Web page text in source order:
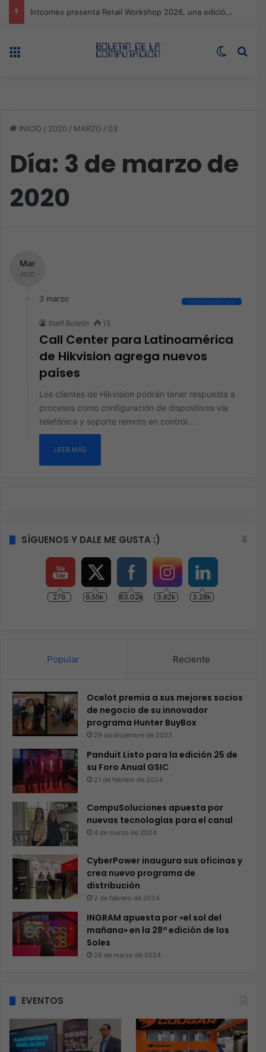
Expo technology CDMX, nueva sede con récord de audiencia
Switch
INICIO / 2020 / MARZO / 03
Día: 3 de marzo de
2020
Mar
- 2020 -
3 marzo Estrategias del Canal
Staff Boletín 15
Call Center para Latinoamérica
de Hikvision agrega nuevos
países
Los clientes de Hikvision podrán tener respuesta a
procesos como configuración de dispositivos vía
telefónica y soporte remoto en control…
LEER MÁS
SÍGUENOS Y DALE ME GUSTA :)
276 6.55k 63.02k 3.62k 3.28k
Popular Reciente
Ocelot premia a sus mejores socios
de negocio de su innovador
programa Hunter BuyBox
29 de diciembre de 2023
Panduit Listo para la edición 25 de
su Foro Anual GSIC
21 de febrero de 2024
CompuSoluciones apuesta por
nuevas tecnologías para el canal
4 de marzo de 2024
CyberPower inaugura sus oficinas y
crea nuevo programa de
distribución
2 de febrero de 2024
INGRAM apuesta por «el sol del
mañana» en la 28ª edición de los
Soles
26 de marzo de 2024
EVENTOS